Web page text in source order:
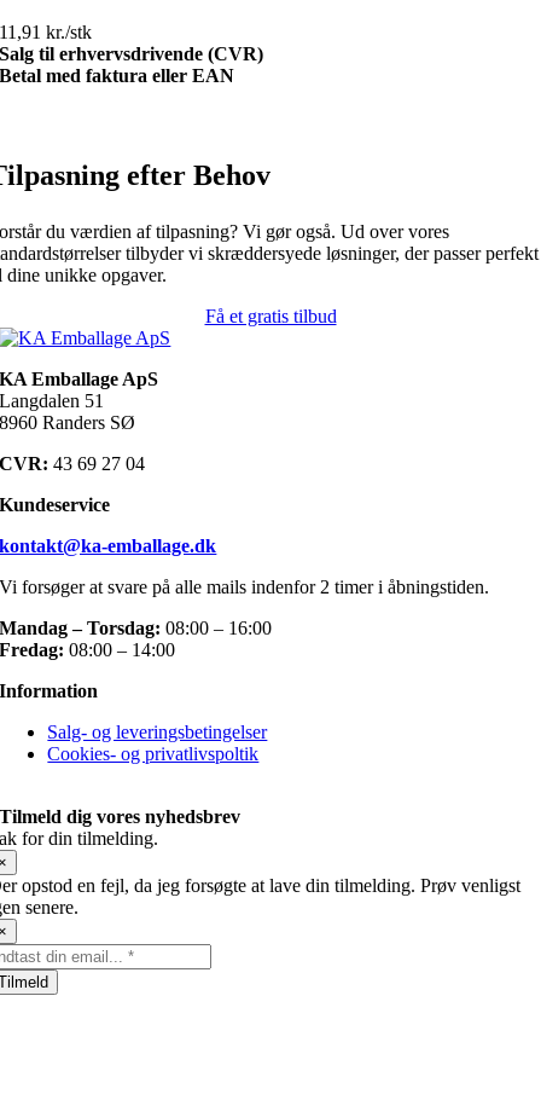
11,91 kr./stk
Salg til erhvervsdrivende (CVR)
Betal med faktura eller EAN
efter Behov
du værdien af tilpasning? Vi gør også. Ud over vores
tilbyder vi skræddersyede løsninger, der passer perfekt
dine unikke opgaver.
Få et gratis tilbud
KA Emballage ApS
Langdalen 51
8960 Randers SØ
CVR: 43 69 27 04
Kundeservice
kontakt@ka-emballage.dk
Vi forsøger at svare på alle mails indenfor 2 timer i åbningstiden.
Mandag – Torsdag: 08:00 – 16:00
Fredag: 08:00 – 14:00
Information
Salg- og leveringsbetingelser
Cookies- og privatlivspoltik
Tilmeld dig vores nyhedsbrev
for din tilmelding.
opstod en fejl, da jeg forsøgte at lave din tilmelding. Prøv venligst
senere.